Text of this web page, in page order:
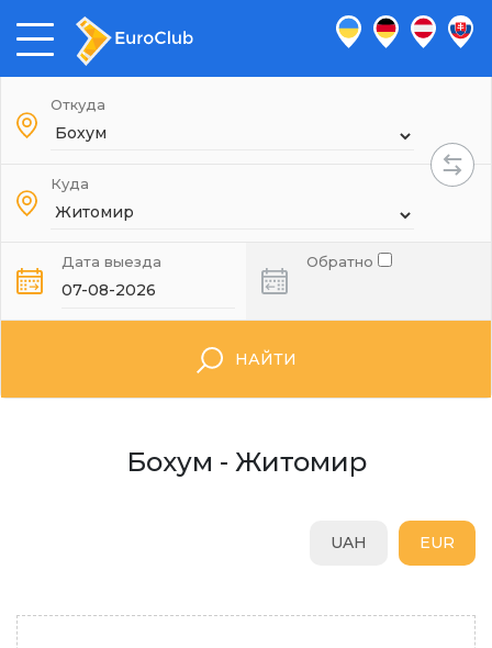
Откуда
Куда
Дата выезда Обратно
НАЙТИ
Бохум - Житомир
EUR
UAH